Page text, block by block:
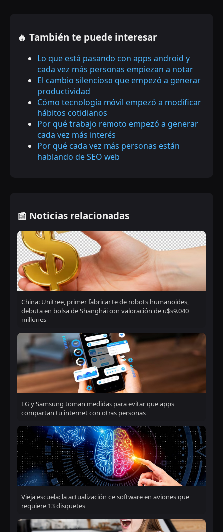
🔥 También te puede interesar
Lo que está pasando con apps android y
cada vez más personas empiezan a notar
El cambio silencioso que empezó a generar
productividad
Cómo tecnología móvil empezó a modificar
hábitos cotidianos
Por qué trabajo remoto empezó a generar
cada vez más interés
Por qué cada vez más personas están
hablando de SEO web
📰 Noticias relacionadas
China: Unitree, primer fabricante de robots humanoides,
debuta en bolsa de Shanghái con valoración de u$s9.040
millones
LG y Samsung toman medidas para evitar que apps
compartan tu internet con otras personas
Vieja escuela: la actualización de software en aviones que
requiere 13 disquetes